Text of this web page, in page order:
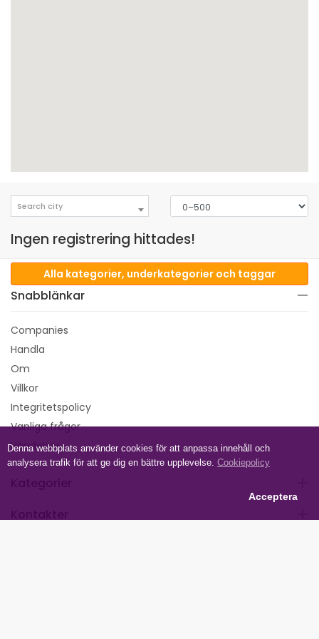
Search city
Ingen registrering hittades!
Alla kategorier, underkategorier och taggar
Snabblänkar
Companies
Handla
Om
Villkor
Integritetspolicy
Vanliga frågor
Händelser
Denna webbplats använder cookies för att anpassa innehåll och
analysera trafik för att ge dig en bättre upplevelse. Cookiepolicy
Acceptera